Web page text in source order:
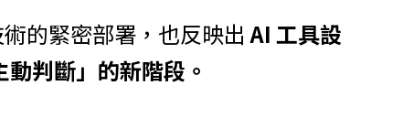
的緊密部署，也反映出 AI 工具設
判斷」的新階段。